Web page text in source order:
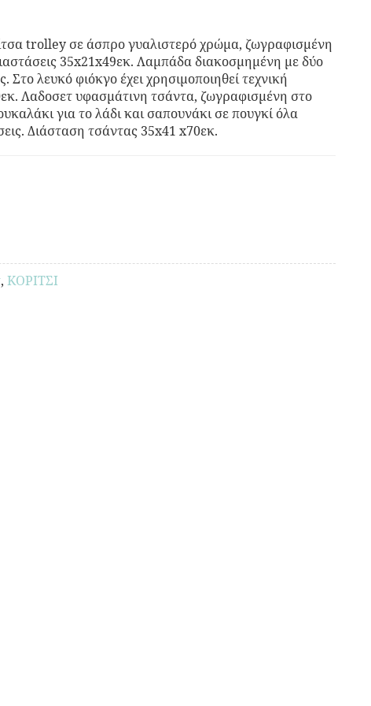
trolley σε άσπρο γυαλιστερό χρώμα, ζωγραφισμένη
35x21x49εκ. Λαμπάδα διακοσμημένη με δύο
Στο λευκό φιόκγο έχει χρησιμοποιηθεί τεχνική
Λαδοσετ υφασμάτινη τσάντα, ζωγραφισμένη στο
για το λάδι και σαπουνάκι σε πουγκί όλα
Διάσταση τσάντας 35x41 x70εκ.
, ΚΟΡΙΤΣΙ